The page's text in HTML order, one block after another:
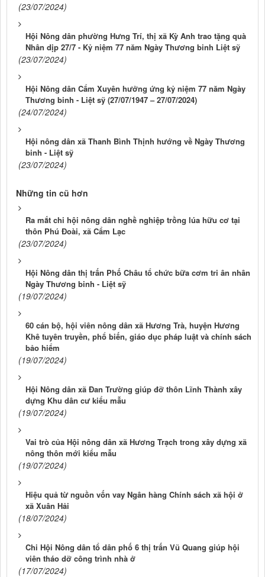
(23/07/2024)
Hội Nông dân phường Hưng Trí, thị xã Kỳ Anh trao tặng quà
Nhân dịp 27/7 - Kỷ niệm 77 năm Ngày Thương binh Liệt sỹ
(23/07/2024)
Hội Nông dân Cẩm Xuyên hưởng ứng kỷ niệm 77 năm Ngày
Thương binh - Liệt sỹ (27/07/1947 – 27/07/2024)
(24/07/2024)
Hội nông dân xã Thanh Bình Thịnh hướng về Ngày Thương
binh - Liệt sỹ
(23/07/2024)
Những tin cũ hơn
Ra mắt chi hội nông dân nghề nghiệp trồng lúa hữu cơ tại
thôn Phú Đoài, xã Cẩm Lạc
(23/07/2024)
Hội Nông dân thị trấn Phố Châu tổ chức bữa cơm tri ân nhân
Ngày Thương binh - Liệt sỹ
(19/07/2024)
60 cán bộ, hội viên nông dân xã Hương Trà, huyện Hương
Khê tuyên truyền, phổ biến, giáo dục pháp luật và chính sách
bảo hiểm
(19/07/2024)
Hội Nông dân xã Đan Trường giúp đỡ thôn Lĩnh Thành xây
dựng Khu dân cư kiểu mẫu
(19/07/2024)
Vai trò của Hội nông dân xã Hương Trạch trong xây dựng xã
nông thôn mới kiểu mẫu
(19/07/2024)
Hiệu quả từ nguồn vốn vay Ngân hàng Chính sách xã hội ở
xã Xuân Hải
(18/07/2024)
Chi Hội Nông dân tổ dân phố 6 thị trấn Vũ Quang giúp hội
viên tháo dỡ công trình nhà ở
(17/07/2024)